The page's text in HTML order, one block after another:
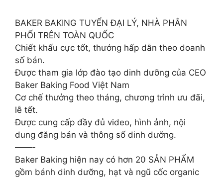
BAKER BAKING TUYỂN ĐẠI LÝ, NHÀ PHÂN
PHỐI TRÊN TOÀN QUỐC
Chiết khấu cực tốt, thưởng hấp dẫn theo doanh
số bán.
Được tham gia lớp đào tạo dinh dưỡng của CEO
Baker Baking Food Việt Nam
Cơ chế thưởng theo tháng, chương trình ưu đãi,
lễ tết.
Được cung cấp đầy đủ video, hình ảnh, nội
dung đăng bán và thông số dinh dưỡng.
——-
Baker Baking hiện nay có hơn 20 SẢN PHẨM
gồm bánh dinh dưỡng, hạt và ngũ cốc organic